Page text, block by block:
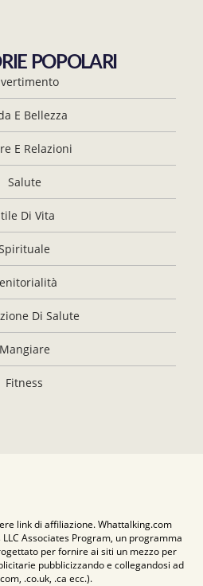
POPOLARI
E Bellezza
E Relazioni
Salute
Di Vita
Di Salute
Mangiare
Fitness
link di affiliazione. Whattalking.com
Associates Program, un programma
per fornire ai siti un mezzo per
pubblicizzando e collegandosi ad
.co.uk, .ca ecc.).